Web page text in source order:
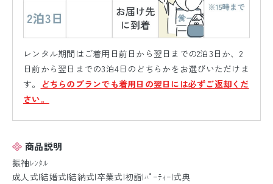
レンタル期間はご着用日前日から翌日までの2泊3日か、2
日前から翌日までの3泊4日のどちらかをお選びいただけま
す。
どちらのプランでも着用日の翌日には必ずご返却くだ
さい。
商品説明
振袖ﾚﾝﾀﾙ
成人式|結婚式|結納式|卒業式|初詣|ﾊﾟｰﾃｨｰ|式典